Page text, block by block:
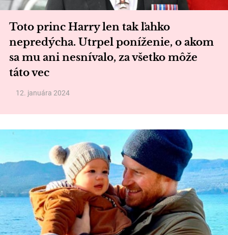
Toto princ Harry len tak ľahko
nepredýcha. Utrpel poníženie, o akom
sa mu ani nesnívalo, za všetko môže
táto vec
12. januára 2024